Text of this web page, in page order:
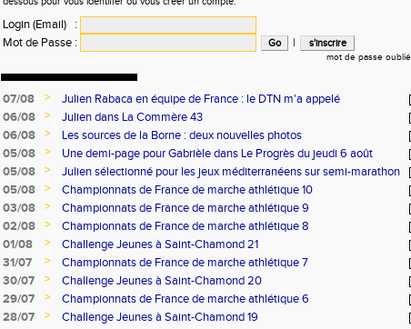
Login (Email)
:
Mot de Passe : |
mot de passe
07/08 >
Julien Rabaca en équipe de France : le DTN m'a appelé
06/08
>
Julien dans La Commère 43
06/08
>
Les sources de la Borne : deux nouvelles photos
05/08
>
Une demi-page pour Gabrièle dans Le Progrès du jeudi 6 août
05/08
>
Julien sélectionné pour les jeux méditerranéens sur semi-marathon
05/08
>
Championnats de France de marche athlétique 10
03/08
>
Championnats de France de marche athlétique 9
02/08
>
Championnats de France de marche athlétique 8
01/08
>
Challenge Jeunes à Saint-Chamond 21
31/07
>
Championnats de France de marche athlétique 7
30/07
>
Challenge Jeunes à Saint-Chamond 20
29/07
>
Championnats de France de marche athlétique 6
28/07
>
Challenge Jeunes à Saint-Chamond 19